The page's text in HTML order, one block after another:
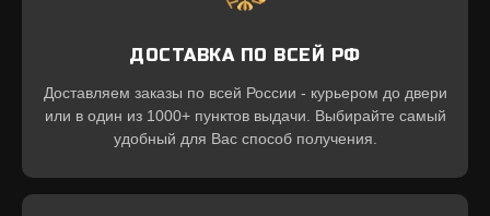
ДОСТАВКА ПО ВСЕЙ РФ
Доставляем заказы по всей России - курьером до двери
или в один из 1000+ пунктов выдачи. Выбирайте самый
удобный для Вас способ получения.